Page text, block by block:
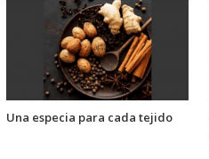
Una especia para cada tejido